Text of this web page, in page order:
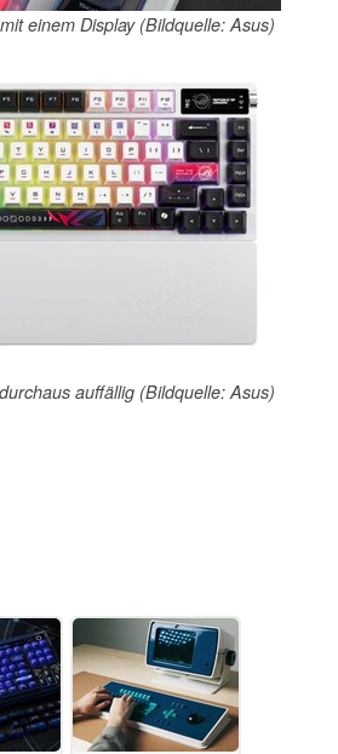
einem Display (Bildquelle: Asus)
auffällig (Bildquelle: Asus)